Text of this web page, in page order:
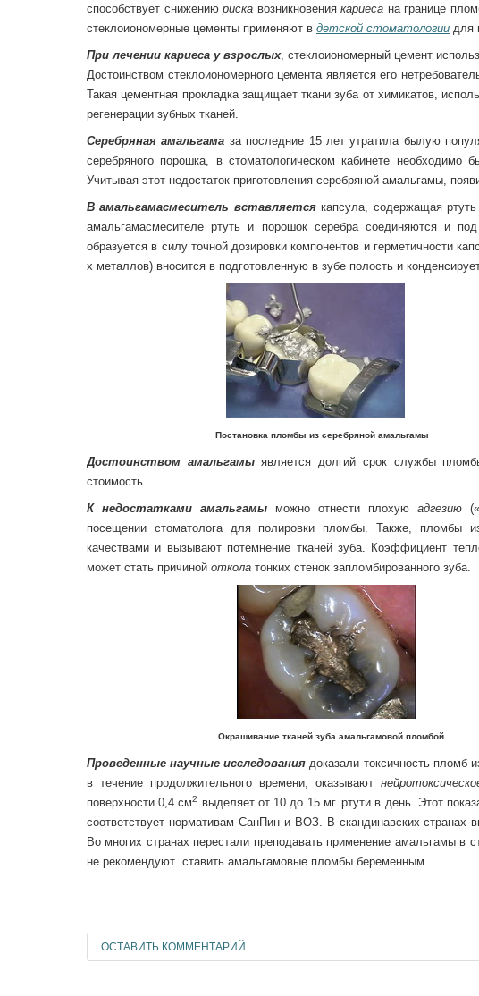
способствует снижениюриска возникновениякариеса на границе
стеклоиономерные цементы применяют в детской стоматологии для
При лечении кариеса у взрослых, стеклоиономерный цемент
Достоинством стеклоиономерного цемента является его
Такая цементная прокладка защищает ткани зуба от химикатов,
регенерации зубных тканей.
Серебряная амальгама за последние 15 лет утратила былую
серебряного порошка, в стоматологическом кабинете необходимо
Учитывая этот недостаток приготовления серебряной амальгамы,
В амальгамасмеситель вставляетсякапсула, содержащая
амальгамасмесителе ртуть и порошок серебра соединяются и
образуется в силу точной дозировки компонентов и герметичности
х металлов) вносится в подготовленную в зубе полость и
Постановка пломбы из серебряной амальгамы
Достоинством амальгамыявляется долгий срок службы
стоимость.
К недостатками амальгамы можно отнести плохую адгезию
посещении стоматолога для полировки пломбы. Также, пломбы
качествами и вызывают потемнение тканей зуба. Коэффициент
может стать причиной откола тонких стенок запломбированного зуба.
Окрашивание тканей зуба амальгамовой пломбой
Проведенные научные исследования доказали токсичность
в течение продолжительного времени, оказывают
поверхности 0,4 см2 выделяет от 10 до 15 мг. ртути в день. Этот
соответствует нормативам СанПин и ВОЗ. В скандинавских странах
Во многих странах перестали преподавать применение амальгамы в
не рекомендуют ставить амальгамовые пломбы беременным.
ОСТАВИТЬ КОММЕНТАРИЙ